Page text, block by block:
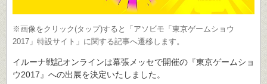
※画像をクリック(タップ)すると「アソビモ「東京ゲームショウ
2017」特設サイト」に関する記事へ遷移します。
イルーナ戦記オンラインは幕張メッセで開催の『東京ゲームショ
ウ2017』への出展を決定いたしました。